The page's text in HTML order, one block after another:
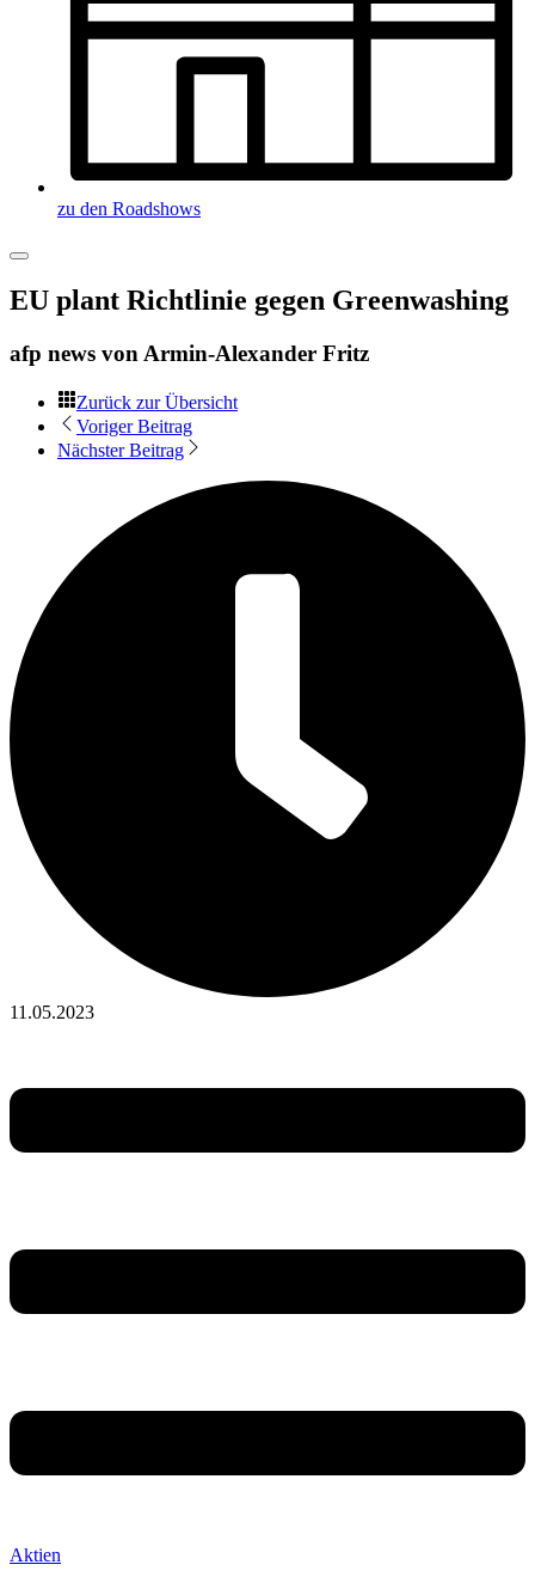
zu den Roadshows
EU plant Richtlinie gegen Greenwashing
afp news von Armin-Alexander Fritz
Zurück zur Übersicht
Voriger Beitrag
Nächster Beitrag
11.05.2023
Aktien